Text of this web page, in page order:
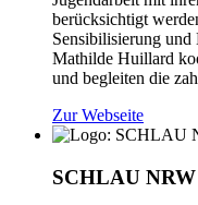
berücksichtigt
Sensibilisierung
Mathilde Huillard
und begleiten die
Zur Webseite
SCHLAU NRW